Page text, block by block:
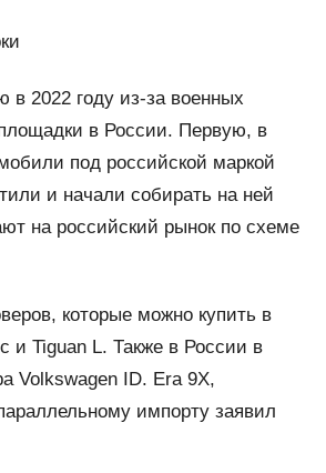
в 2022 году из-за военных
в России. Первую, в
под российской маркой
и начали собирать на ней
на российский рынок по схеме
которые можно купить в
и Tiguan L. Также в России в
Volkswagen ID. Era 9X,
импорту заявил